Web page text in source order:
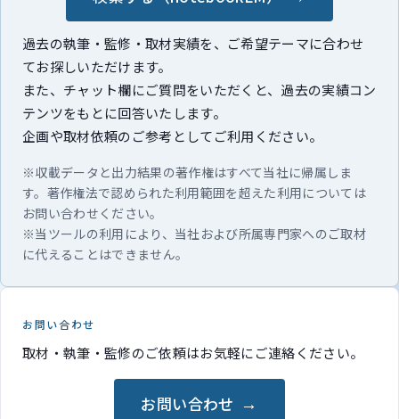
過去の執筆・監修・取材実績を、ご希望テーマに合わせ
てお探しいただけます。
また、チャット欄にご質問をいただくと、過去の実績コン
テンツをもとに回答いたします。
企画や取材依頼のご参考としてご利用ください。
※収載データと出力結果の著作権はすべて当社に帰属しま
す。著作権法で認められた利用範囲を超えた利用については
お問い合わせください。
※当ツールの利用により、当社および所属専門家へのご取材
に代えることはできません。
お問い合わせ
取材・執筆・監修のご依頼はお気軽にご連絡ください。
お問い合わせ